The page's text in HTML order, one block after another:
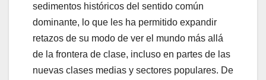
sedimentos históricos del sentido común
dominante, lo que les ha permitido expandir
retazos de su modo de ver el mundo más allá
de la frontera de clase, incluso en partes de las
nuevas clases medias y sectores populares. De